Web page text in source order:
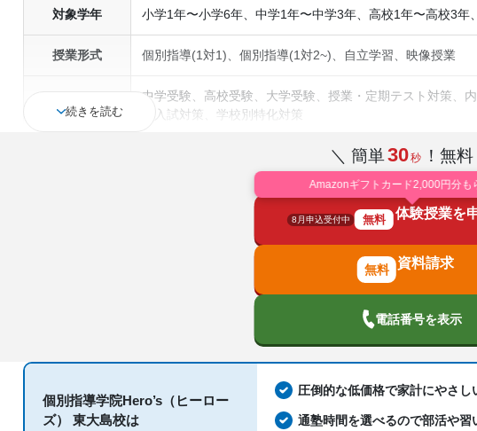
※受講したい科目を最大３つまで選択できます。
※合計12 コマの受講が可能となっております。
対象学年 小学1年〜小学6年、中学1年〜中学3年、高校1年〜高校3年
授業形式 個別指導(1対1)、個別指導(1対2~)、自立学習、映像授業
通塾の目的
中学受験、高校受験、大学受験、授業・定期テスト対策、
薦入試対策、学校別特化対策
中高一貫校生に対応、授業の振替可能、不登校生に対応、
ら受講可能、季節講習のみの受講可
続きを読む
＼ 簡単30秒 ！無料
Amazonギフトカード2,000円分も
8月申込受付中 無料 体験授業を
資料請求
電話番号を表示
個別指導学院Hero’s（ヒーロー
ズ） 東大島校は
圧倒的な低価格で家計にやさし
通塾時間を選べるので部活や習